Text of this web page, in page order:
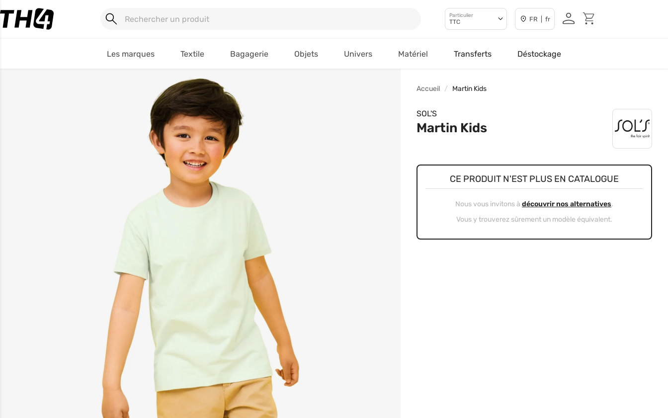
Particulier
TTC FR | fr
Les marques Textile Bagagerie Objets Univers Matériel Transferts Déstockage
Accueil Martin Kids
SOL'S
Martin Kids
CE PRODUIT N'EST PLUS EN CATALOGUE
Nous vous invitons àdécouvrir nos alternatives.
Vous y trouverez sûrement un modèle équivalent.